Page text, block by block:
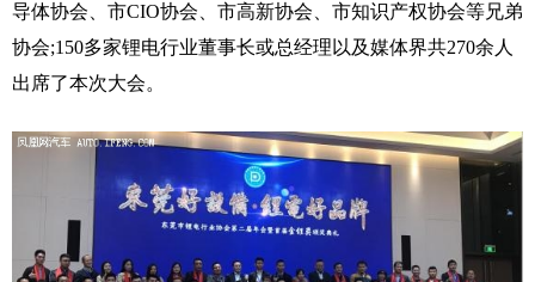
导体协会、市CIO协会、市高新协会、市知识产权协会等兄弟
协会;150多家锂电行业董事长或总经理以及媒体界共270余人
出席了本次大会。